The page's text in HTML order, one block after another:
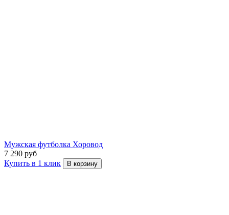
Мужская футболка Хоровод
7 290 руб
Купить в 1 клик
В корзину